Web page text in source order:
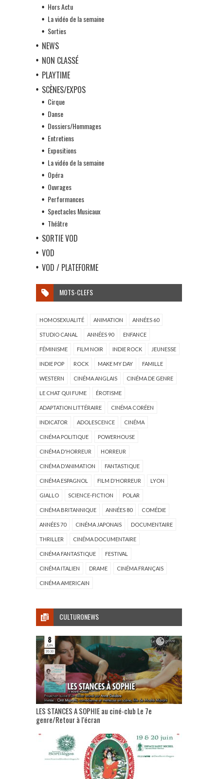
Hors Actu
La vidéo de la semaine
Sorties
NEWS
NON CLASSÉ
PLAYTIME
SCÈNES/EXPOS
Cirque
Danse
Dossiers/Hommages
Entretiens
Expositions
La vidéo de la semaine
Opéra
Ouvrages
Performances
Spectacles Musicaux
Théâtre
SORTIE VOD
VOD
VOD / PLATEFORME
MOTS-CLEFS
HOMOSEXUALITÉ ANIMATION ANNÉES 60
STUDIO CANAL ANNÉES 90 ENFANCE
FÉMINISME FILM NOIR INDIE ROCK JEUNESSE
INDIE POP ROCK MAKE MY DAY FAMILLE
WESTERN CINÉMA ANGLAIS CINÉMA DE GENRE
LE CHAT QUI FUME ÉROTISME
ADAPTATION LITTÉRAIRE CINÉMA CORÉEN
INDICATOR ADOLESCENCE CINÉMA
CINÉMA POLITIQUE POWERHOUSE
CINÉMA D'HORREUR HORREUR
CINÉMA D'ANIMATION FANTASTIQUE
CINÉMA ESPAGNOL FILM D'HORREUR LYON
GIALLO SCIENCE-FICTION POLAR
CINÉMA BRITANNIQUE ANNÉES 80 COMÉDIE
ANNÉES 70 CINÉMA JAPONAIS DOCUMENTAIRE
THRILLER CINÉMA DOCUMENTAIRE
CINÉMA FANTASTIQUE FESTIVAL
CINÉMA ITALIEN DRAME CINÉMA FRANÇAIS
CINÉMA AMERICAIN
CULTURONEWS
LES STANCES A SOPHIE au ciné-club Le 7e
genre/Retour à l’écran